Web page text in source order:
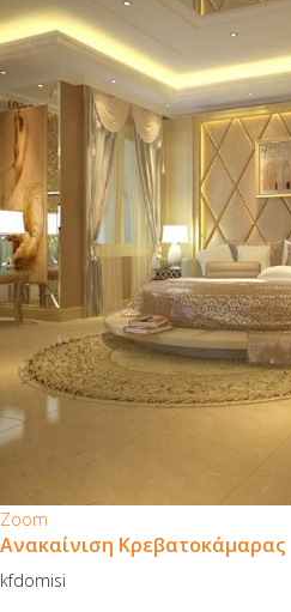
Zoom
Ανακαίνιση Κρεβατοκάμαρας
kfdomisi